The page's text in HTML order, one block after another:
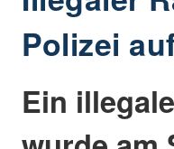
Polizei
Ein